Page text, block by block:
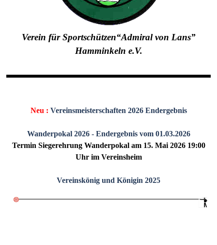
Verein für Sportschützen“Admiral von Lans”
Hamminkeln e.V.
Neu : Vereinsmeisterschaften 2026 Endergebnis
Wanderpokal 2026 - Endergebnis vom 01.03.2026
Termin Siegerehrung Wanderpokal am 15. Mai 2026 19:00
Uhr im Vereinsheim
Vereinskönig und Königin 2025